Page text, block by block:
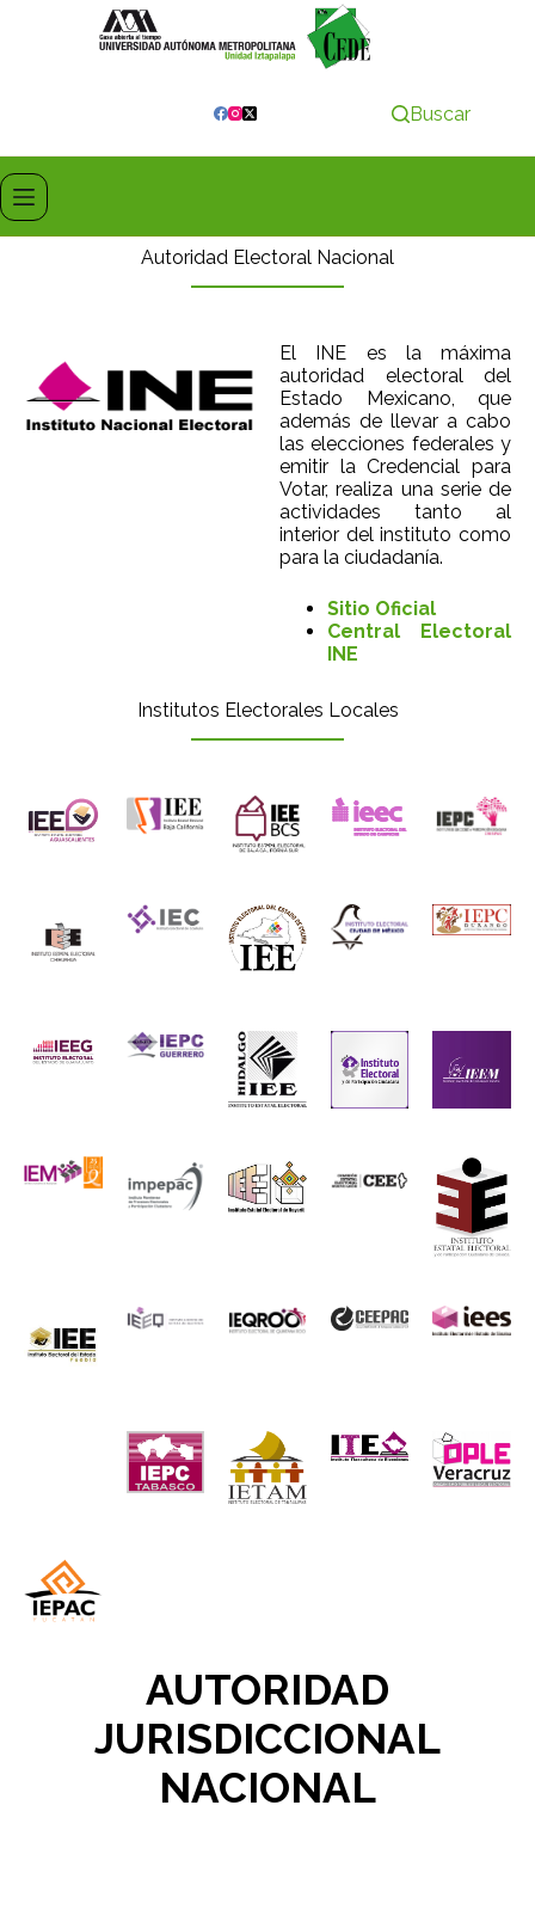
Buscar
Autoridad Electoral Nacional
El INE es la máxima
autoridad electoral del
Estado Mexicano, que
además de llevar a cabo
las elecciones federales y
emitir la Credencial para
Votar, realiza una serie de
actividades tanto al
interior del instituto como
para la ciudadanía.
Sitio Oficial
Central Electoral
INE
Institutos Electorales Locales
AUTORIDAD
JURISDICCIONAL
NACIONAL